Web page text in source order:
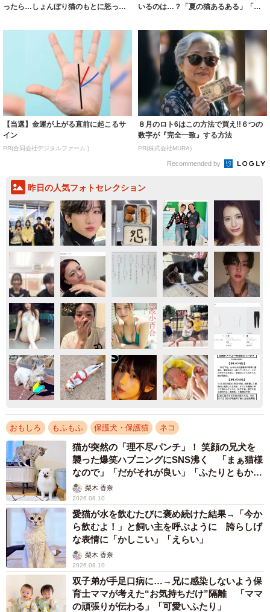
ったら…しょんぼり猫のもとに怒った
いるのは…？「夏の猫あるある」「猫
【当選】金運が上がる直前に起こるサ
イン
PR(合同会社デジタルファーム )
８月のロト6はこの方法で買え!!６つの
数字が『完全一致』する方法
PR(株式会社MURA)
Recommended by
昨日の人気フォトセレクション
おもしろ もふもふ 保護犬・保護猫 ネコ
猫が突然の「理不尽パンチ」！ 笑顔の兄犬を
襲った爆笑ハプニングにSNS沸く 「まぁ猫様
なので」「だがそれが良い」「ふたりともかわ
いいね」
梨木 香奈
2026.08.10
愛猫が水を飲むたびに褒め続けた結果→「今か
ら飲むよ！」と飼い主を呼ぶように 誇らしげ
な表情に「かしこい」「えらい」
梨木 香奈
2026.08.10
双子弟が手足口病に…→兄に感染しないよう保
育士ママが考えた“お気持ちだけ”隔離 「ママ
の頑張りが伝わる」「可愛いふたり」